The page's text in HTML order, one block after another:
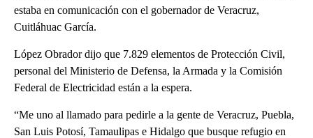
estaba en comunicación con el gobernador de Veracruz,
Cuitláhuac García.
López Obrador dijo que 7.829 elementos de Protección Civil,
personal del Ministerio de Defensa, la Armada y la Comisión
Federal de Electricidad están a la espera.
“Me uno al llamado para pedirle a la gente de Veracruz, Puebla,
San Luis Potosí, Tamaulipas e Hidalgo que busque refugio en